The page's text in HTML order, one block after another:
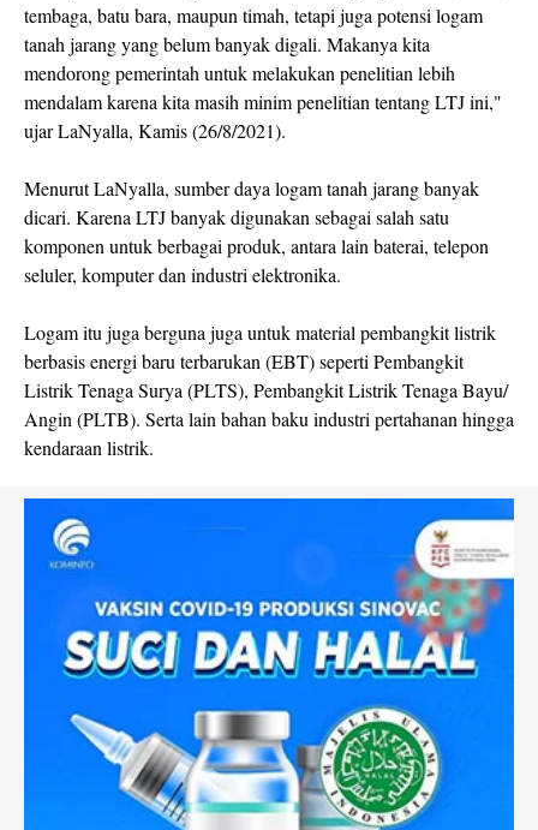
tembaga, batu bara, maupun timah, tetapi juga potensi logam
tanah jarang yang belum banyak digali. Makanya kita
mendorong pemerintah untuk melakukan penelitian lebih
mendalam karena kita masih minim penelitian tentang LTJ ini,"
ujar LaNyalla, Kamis (26/8/2021).
Menurut LaNyalla, sumber daya logam tanah jarang banyak
dicari. Karena LTJ banyak digunakan sebagai salah satu
komponen untuk berbagai produk, antara lain baterai, telepon
seluler, komputer dan industri elektronika.
Logam itu juga berguna juga untuk material pembangkit listrik
berbasis energi baru terbarukan (EBT) seperti Pembangkit
Listrik Tenaga Surya (PLTS), Pembangkit Listrik Tenaga Bayu/
Angin (PLTB). Serta lain bahan baku industri pertahanan hingga
kendaraan listrik.